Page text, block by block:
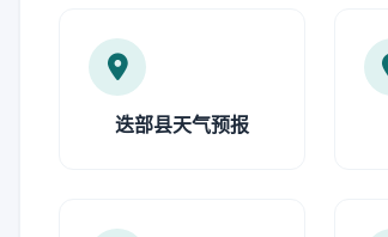
迭部县天气预报